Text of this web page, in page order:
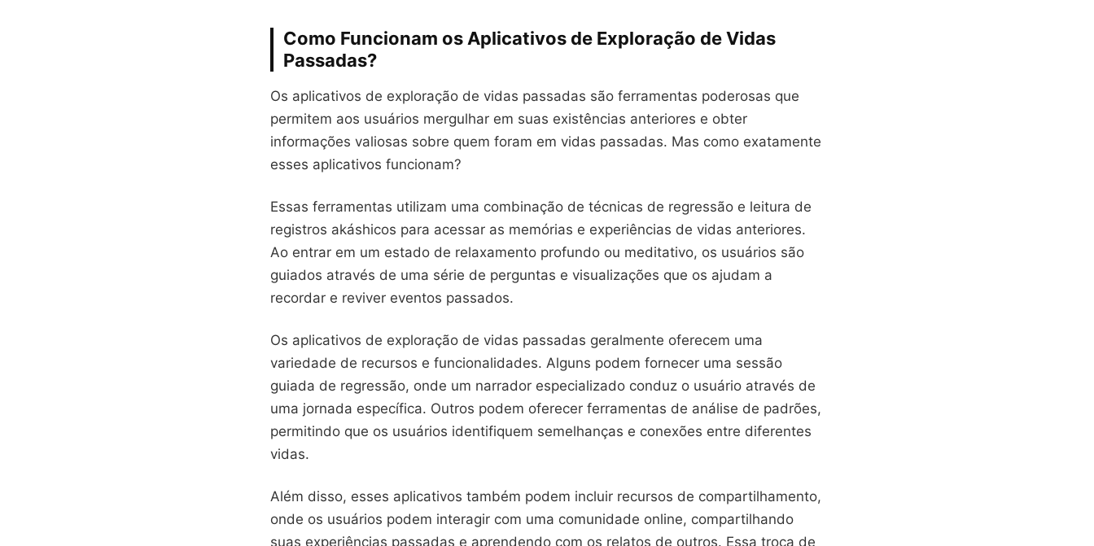
Como Funcionam os Aplicativos de Exploração de Vidas
Passadas?
Os aplicativos de exploração de vidas passadas são ferramentas poderosas que
permitem aos usuários mergulhar em suas existências anteriores e obter
informações valiosas sobre quem foram em vidas passadas. Mas como exatamente
esses aplicativos funcionam?
Essas ferramentas utilizam uma combinação de técnicas de regressão e leitura de
registros akáshicos para acessar as memórias e experiências de vidas anteriores.
Ao entrar em um estado de relaxamento profundo ou meditativo, os usuários são
guiados através de uma série de perguntas e visualizações que os ajudam a
recordar e reviver eventos passados.
Os aplicativos de exploração de vidas passadas geralmente oferecem uma
variedade de recursos e funcionalidades. Alguns podem fornecer uma sessão
guiada de regressão, onde um narrador especializado conduz o usuário através de
uma jornada específica. Outros podem oferecer ferramentas de análise de padrões,
permitindo que os usuários identifiquem semelhanças e conexões entre diferentes
vidas.
Além disso, esses aplicativos também podem incluir recursos de compartilhamento,
onde os usuários podem interagir com uma comunidade online, compartilhando
suas experiências passadas e aprendendo com os relatos de outros. Essa troca de